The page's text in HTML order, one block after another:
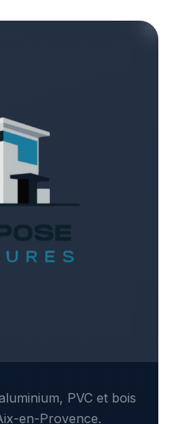
PVC et bois
en-Provence.